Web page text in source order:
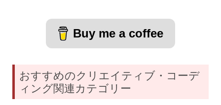
Buy me a coffee
おすすめのクリエイティブ・コーデ
ィング関連カテゴリー